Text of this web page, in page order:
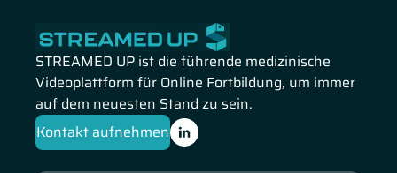
STREAMED UP ist die führende medizinische
Videoplattform für Online Fortbildung, um immer
auf dem neuesten Stand zu sein.
Kontakt aufnehmen